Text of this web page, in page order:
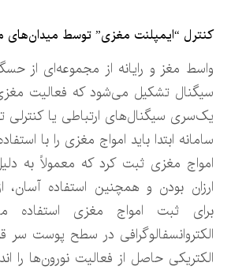
کنترل “ایمپلنت مغزی” توسط میدان‌های
واسط مغز و رایانه از مجموعه‌ای از
سیگنال تشکیل می‌شود که فعالیت
یک‌سری سیگنال‌های ارتباطی یا کنترلی
سامانه ابتدا باید امواج مغزی را با
امواج مغزی ثبت کرد که معمولاً به
ارزان بودن و همچنین استفاده آسان، از
برای ثبت امواج مغزی استفاده
الکتروانسفالوگرافی در سطح پوست سر
الکتریکی حاصل از فعالیت نورون‌ها را